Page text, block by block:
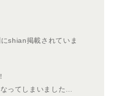
shian掲載されていま
ってしまいました…